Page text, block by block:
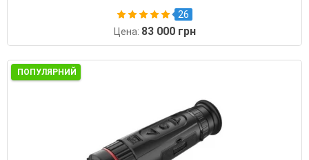
26
Цена: 83 000 грн
ПОПУЛЯРНИЙ